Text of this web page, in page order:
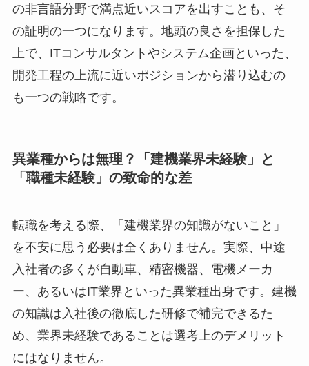
の非言語分野で満点近いスコアを出すことも、そ
の証明の一つになります。地頭の良さを担保した
上で、ITコンサルタントやシステム企画といった、
開発工程の上流に近いポジションから潜り込むの
も一つの戦略です。
異業種からは無理？「建機業界未経験」と
「職種未経験」の致命的な差
転職を考える際、「建機業界の知識がないこと」
を不安に思う必要は全くありません。実際、中途
入社者の多くが自動車、精密機器、電機メーカ
ー、あるいはIT業界といった異業種出身です。建機
の知識は入社後の徹底した研修で補完できるた
め、業界未経験であることは選考上のデメリット
にはなりません。